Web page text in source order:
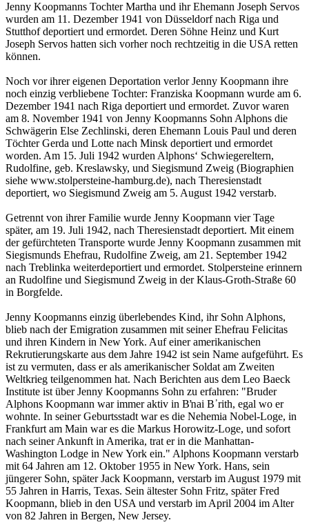
Jenny Koopmanns Tochter Martha und ihr Ehemann Joseph Servos
wurden am 11. Dezember 1941 von Düsseldorf nach Riga und
Stutthof deportiert und ermordet. Deren Söhne Heinz und Kurt
Joseph Servos hatten sich vorher noch rechtzeitig in die USA retten
können.
Noch vor ihrer eigenen Deportation verlor Jenny Koopmann ihre
noch einzig verbliebene Tochter: Franziska Koopmann wurde am 6.
Dezember 1941 nach Riga deportiert und ermordet. Zuvor waren
am 8. November 1941 von Jenny Koopmanns Sohn Alphons die
Schwägerin Else Zechlinski, deren Ehemann Louis Paul und deren
Töchter Gerda und Lotte nach Minsk deportiert und ermordet
worden. Am 15. Juli 1942 wurden Alphons‘ Schwiegereltern,
Rudolfine, geb. Kreslawsky, und Siegismund Zweig (Biographien
siehe www.stolpersteine-hamburg.de), nach Theresienstadt
deportiert, wo Siegismund Zweig am 5. August 1942 verstarb.
Getrennt von ihrer Familie wurde Jenny Koopmann vier Tage
später, am 19. Juli 1942, nach Theresienstadt deportiert. Mit einem
der gefürchteten Transporte wurde Jenny Koopmann zusammen mit
Siegismunds Ehefrau, Rudolfine Zweig, am 21. September 1942
nach Treblinka weiterdeportiert und ermordet. Stolpersteine erinnern
an Rudolfine und Siegismund Zweig in der Klaus-Groth-Straße 60
in Borgfelde.
Jenny Koopmanns einzig überlebendes Kind, ihr Sohn Alphons,
blieb nach der Emigration zusammen mit seiner Ehefrau Felicitas
und ihren Kindern in New York. Auf einer amerikanischen
Rekrutierungskarte aus dem Jahre 1942 ist sein Name aufgeführt. Es
ist zu vermuten, dass er als amerikanischer Soldat am Zweiten
Weltkrieg teilgenommen hat. Nach Berichten aus dem Leo Baeck
Institute ist über Jenny Koopmanns Sohn zu erfahren: "Bruder
Alphons Koopmann war immer aktiv in Bŉai B᾽rith, egal wo er
wohnte. In seiner Geburtsstadt war es die Nehemia Nobel-Loge, in
Frankfurt am Main war es die Markus Horowitz-Loge, und sofort
nach seiner Ankunft in Amerika, trat er in die Manhattan-
Washington Lodge in New York ein." Alphons Koopmann verstarb
mit 64 Jahren am 12. Oktober 1955 in New York. Hans, sein
jüngerer Sohn, später Jack Koopmann, verstarb im August 1979 mit
55 Jahren in Harris, Texas. Sein ältester Sohn Fritz, später Fred
Koopmann, blieb in den USA und verstarb im April 2004 im Alter
von 82 Jahren in Bergen, New Jersey.